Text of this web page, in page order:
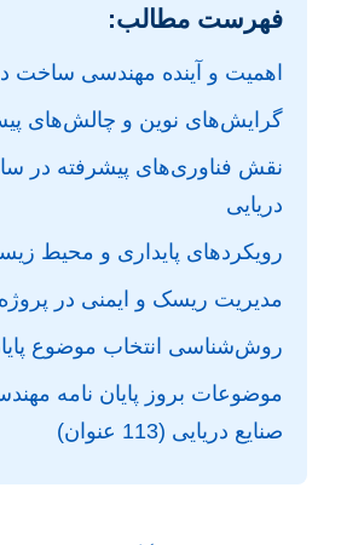
فهرست مطالب:
اهمیت و آینده مهندسی ساخت
گرایش‌های نوین و چالش‌های
نقش فناوری‌های پیشرفته در
دریایی
رویکردهای پایداری و محیط
مدیریت ریسک و ایمنی در
روش‌شناسی انتخاب موضوع
موضوعات بروز پایان نامه
صنایع دریایی (113 عنوان)